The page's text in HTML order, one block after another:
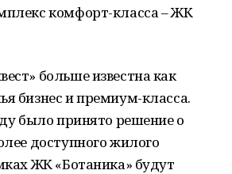
комфорт-класса – ЖК
больше известна как
бизнес и премиум-класса.
было принято решение о
доступного жилого
ЖК «Ботаника» будут